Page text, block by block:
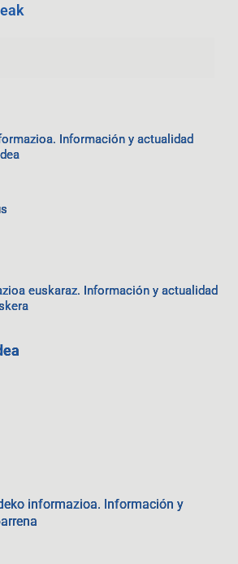
Información y actualidad
euskaraz. Información y actualidad
informazioa. Información y